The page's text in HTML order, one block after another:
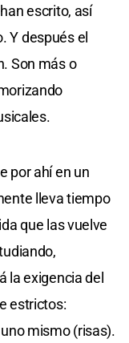
escrito, así
Y después el
Son más o
por ahí en un
lleva tiempo
que las vuelve
la exigencia del
estrictos:
mismo (risas).